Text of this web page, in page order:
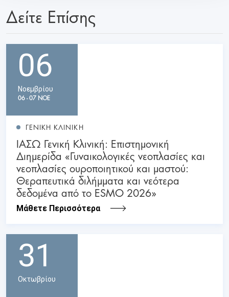
Δείτε Επίσης
06
Νοεμβρίου
06 - 07 ΝΟΕ
ΓΕΝΙΚΗ ΚΛΙΝΙΚΗ
ΙΑΣΩ Γενική Κλινική: Επιστημονική
Διημερίδα «Γυναικολογικές νεοπλασίες και
νεοπλασίες ουροποιητικού και μαστού:
Θεραπευτικά διλήμματα και νεότερα
δεδομένα από το ESMO 2026»
Μάθετε Περισσότερα
31
Οκτωβρίου